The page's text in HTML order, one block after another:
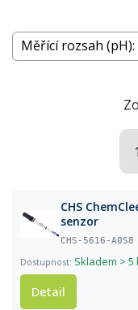
Měřící rozsah (pH):
1
CHS
senzor
CHS-5616-A0S8
Skladem > 5
Detail